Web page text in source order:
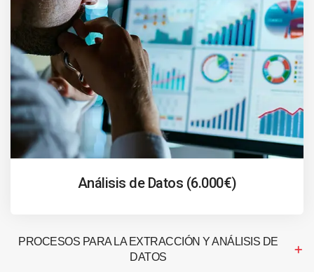
Análisis de Datos (6.000€)
PROCESOS PARA LA EXTRACCIÓN Y ANÁLISIS DE
DATOS